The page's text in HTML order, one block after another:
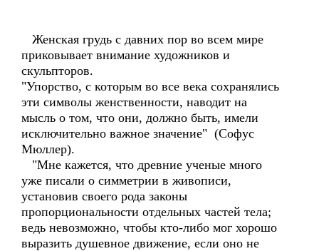
Женская грудь с давних пор во всем мире
приковывает внимание художников и
скульпторов.
"Упорство, с которым во все века сохранялись
эти символы женственности, наводит на
мысль о том, что они, должно быть, имели
исключительно важное значение" (Софус
Мюллер).
"Мне кажется, что древние ученые много
уже писали о симметрии в живописи,
установив своего рода законы
пропорциональности отдельных частей тела;
ведь невозможно, чтобы кто-либо мог хорошо
выразить душевное движение, если оно не